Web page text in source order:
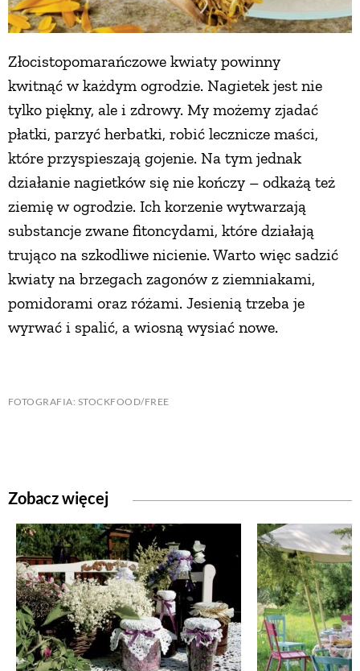
Złocistopomarańczowe kwiaty powinny
kwitnąć w każdym ogrodzie. Nagietek jest nie
tylko piękny, ale i zdrowy. My możemy zjadać
płatki, parzyć herbatki, robić lecznicze maści,
które przyspieszają gojenie. Na tym jednak
działanie nagietków się nie kończy – odkażą też
ziemię w ogrodzie. Ich korzenie wytwarzają
substancje zwane fitoncydami, które działają
trująco na szkodliwe nicienie. Warto więc sadzić
kwiaty na brzegach zagonów z ziemniakami,
pomidorami oraz różami. Jesienią trzeba je
wyrwać i spalić, a wiosną wysiać nowe.
FOTOGRAFIA: STOCKFOOD/FREE
Zobacz więcej